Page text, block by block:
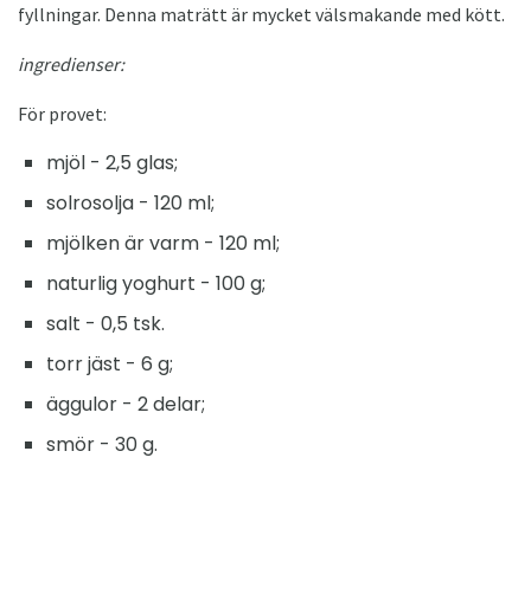
fyllningar. Denna maträtt är mycket välsmakande med kött.
ingredienser:
För provet:
mjöl - 2,5 glas;
solrosolja - 120 ml;
mjölken är varm - 120 ml;
naturlig yoghurt - 100 g;
salt - 0,5 tsk.
torr jäst - 6 g;
äggulor - 2 delar;
smör - 30 g.